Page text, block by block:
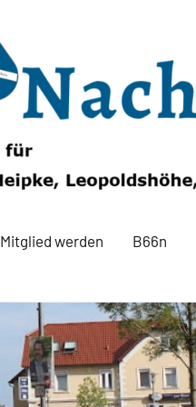
Mitglied werden B66n